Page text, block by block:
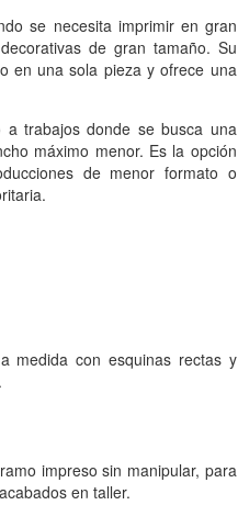
se necesita imprimir en gran
de gran tamaño. Su
en una sola pieza y ofrece una
a trabajos donde se busca una
máximo menor. Es la opción
de menor formato o
medida con esquinas rectas y
impreso sin manipular, para
en taller.